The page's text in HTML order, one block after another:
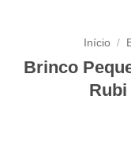
Início /
Brinco